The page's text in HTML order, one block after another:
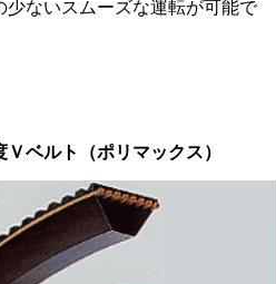
少ないスムーズな運転が可能で
Ｖベルト（ポリマックス）